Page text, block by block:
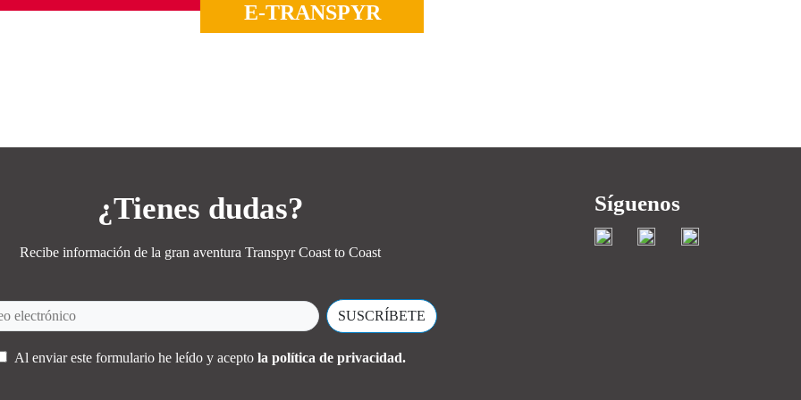
E-TRANSPYR
MÁS INFORMACIÓN
¿Tienes dudas?
Recibe información de la gran aventura Transpyr Coast to Coast
Al enviar este formulario he leído y acepto la política de privacidad.
Síguenos